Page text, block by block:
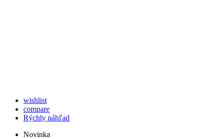
wishlist
compare
Rýchly náhľad
Novinka